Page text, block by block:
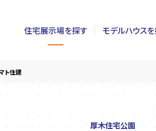
住宅展示場を探す
神奈川
栃木
群馬
モデルハウス
ト住建
厚木住宅公園